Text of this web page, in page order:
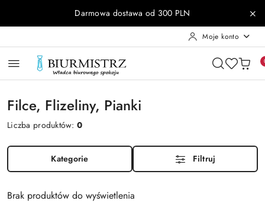
Przejdź do treści głównej
Przejdź do wyszukiwarki
Przejdź do moje konto
Przejdź do menu głównego
Przejdź do stopkiDarmowa dostawa od 300 PLN
Moje konto
Filce, Flizeliny, Pianki
Liczba produktów:0
Kategorie Filtruj
Brak produktów do wyświetlenia